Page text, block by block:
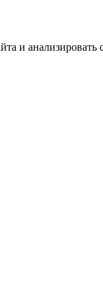
и анализировать